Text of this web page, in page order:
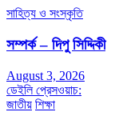
সাহিত্য ও সংস্কৃতি
সম্পর্ক – দিপু সিদ্দিকী
August 3, 2026
ডেইলি প্রেসওয়াচ:
জাতীয় শিক্ষা